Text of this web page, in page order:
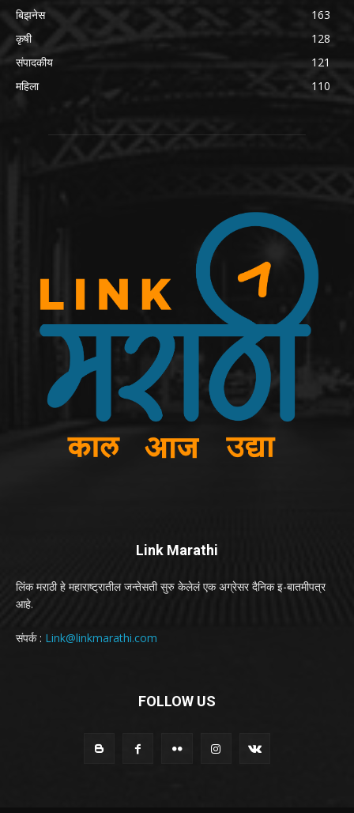
बिझनेस
163
कृषी
128
संपादकीय
121
महिला
110
Link Marathi
लिंक मराठी हे महाराष्ट्रातील जन्तेसती सुरु केलेलं एक अग्रेसर दैनिक इ-बातमीपत्र
आहे.
संपर्क : Link@linkmarathi.com
FOLLOW US